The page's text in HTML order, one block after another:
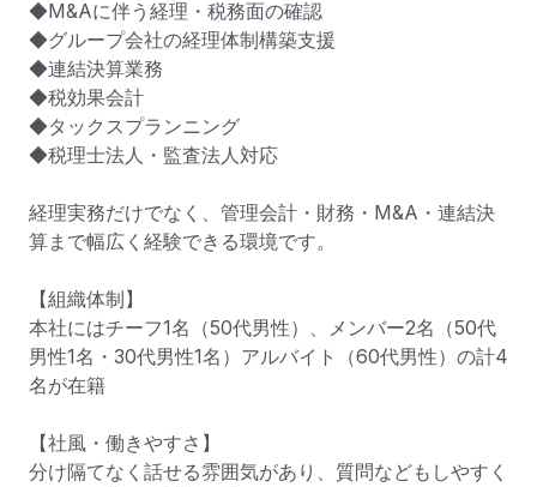
◆M&Aに伴う経理・税務面の確認
◆グループ会社の経理体制構築支援
◆連結決算業務
◆税効果会計
◆タックスプランニング
◆税理士法人・監査法人対応
経理実務だけでなく、管理会計・財務・M&A・連結決
算まで幅広く経験できる環境です。
【組織体制】
本社にはチーフ1名（50代男性）、メンバー2名（50代
男性1名・30代男性1名）アルバイト（60代男性）の計4
名が在籍
【社風・働きやすさ】
分け隔てなく話せる雰囲気があり、質問などもしやすく